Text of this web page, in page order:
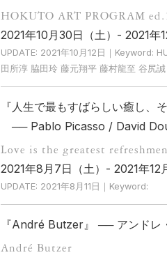
HOKUTO ART PROGRAM
2021年10月30日（土）- 2021年
UPDATE: 2021年10月12日｜Keyword:
田所淳 脇田玲 藤元翔平 藤村龍至 谷尻
『人生で最もすばらしい癒し、
── Pablo Picasso / David
Love is the greatest
2021年8月7日（土）- 2021年12
UPDATE: 2021年8月11日｜Keyword:
『André Butzer』 ── アンドレ
André Butzer